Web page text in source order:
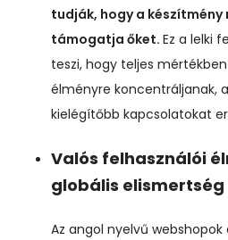
tudják, hogy a
támogatja őket. Ez a lelki
teszi, hogy teljes
élményre koncentráljanak,
kielégítőbb kapcsolatokat
Valós felhasználói
globális elismertség
Az angol nyelvű